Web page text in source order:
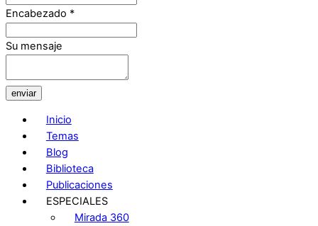
Encabezado *
Su mensaje
enviar
Inicio
Temas
Blog
Biblioteca
Publicaciones
ESPECIALES
Mirada 360